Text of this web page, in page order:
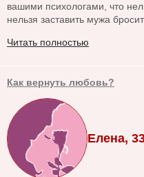
вашими психологами, что
нельзя заставить мужа
Читать полностью
Как вернуть любовь?
Елена,